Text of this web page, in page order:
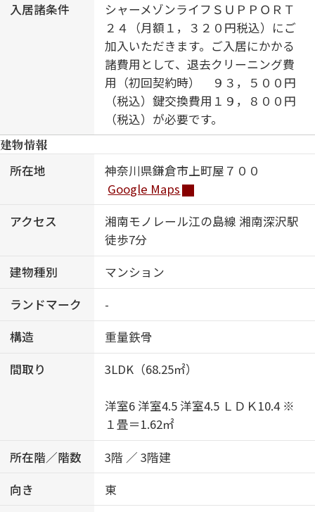
入居諸条件
シャーメゾンライフＳＵＰＰＯＲＴ
２４（月額１，３２０円税込）にご
加入いただきます。ご入居にかかる
諸費用として、退去クリーニング費
用（初回契約時） ９３，５００円
（税込）鍵交換費用１９，８００円
（税込）が必要です。
建物情報
所在地
神奈川県鎌倉市上町屋７００
Google Maps
アクセス
湘南モノレール江の島線 湘南深沢駅
徒歩7分
建物種別
マンション
ランドマーク
-
構造
重量鉄骨
間取り
3LDK（68.25㎡）
洋室6 洋室4.5 洋室4.5 ＬＤＫ10.4 ※
１畳＝1.62㎡
所在階／階数
3階 ／ 3階建
向き
東